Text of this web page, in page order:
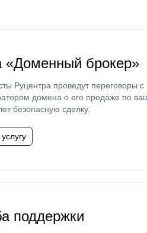
«Доменный брокер»
Руцентра проведут переговоры с
домена о его продаже по
безопасную сделку.
поддержки